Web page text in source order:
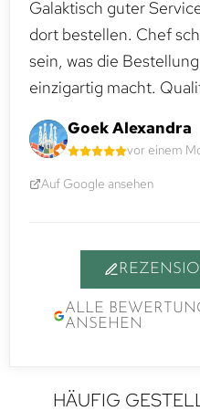
Galaktisch guter
dort bestellen. Chef
sein, was die
einzigartig macht.
Goek Alexandra
vor einem
Auf Google ansehen
ALLE
ANSEHEN
HÄUFIG